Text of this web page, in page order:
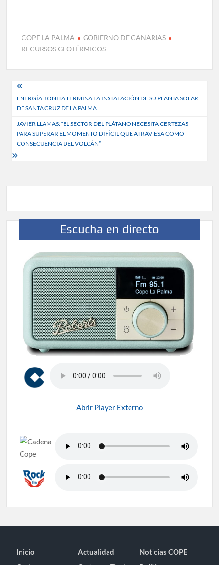
COPE LA PALMA
GOBIERNO DE CANARIAS
RECURSOS GEOTÉRMICOS
Navegación
de
entradas
ENERGÍA BONITA TERMINA LA INSTALACIÓN DE SU PLANTA SOLAR
DE SANTA CRUZ DE LA PALMA
JAVIER LLAMAS: “EL SECTOR DEL PLÁTANO NECESITA CERTEZAS
PARA SUPERAR EL MOMENTO DIFÍCIL QUE ATRAVIESA COMO
CONSECUENCIA DEL VOLCÁN”
Escucha en directo
Abrir Player Externo
Inicio Actualidad
Noticias COPE